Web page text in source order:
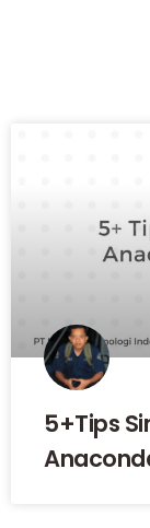
5+Tips